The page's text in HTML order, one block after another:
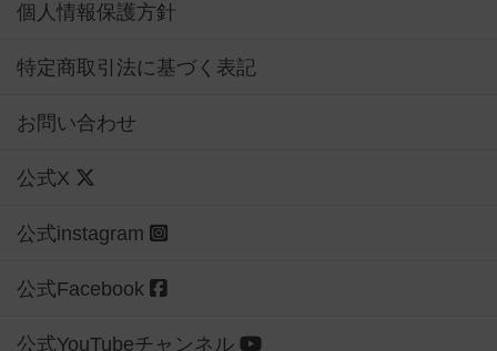
個人情報保護方針
特定商取引法に基づく表記
お問い合わせ
公式X
公式instagram
公式Facebook
公式YouTubeチャンネル